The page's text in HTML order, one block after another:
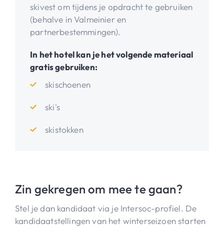
skivest om tijdens je opdracht te gebruiken
(behalve in Valmeinier en
partnerbestemmingen).
In het hotel kan je het volgende materiaal
gratis gebruiken:
skischoenen
ski's
skistokken
Zin gekregen om mee te gaan?
Stel je dan kandidaat via je Intersoc-profiel. De
kandidaatstellingen van het winterseizoen starten